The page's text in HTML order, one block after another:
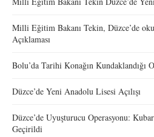
Milli Eğitim Bakanı Tekin, Düzce’de
Açıklaması
Bolu’da Tarihi Konağın Kundaklandığı
Düzce’de Yeni Anadolu Lisesi Açılışı
Düzce’de Uyuşturucu Operasyonu:
Geçirildi